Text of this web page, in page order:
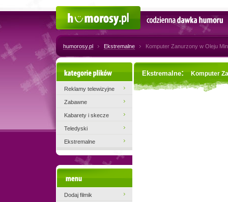
Codzienna dawka humoru
humorosy.pl Ekstremalne Komputer Zanurzony w Oleju
Ekstremalne: Komputer
Kategorie plików
Reklamy telewizyjne
Zabawne
Kabarety i skecze
Teledyski
Ekstremalne
Dodaj filmik